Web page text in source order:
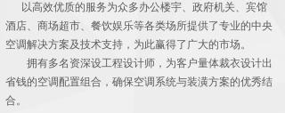
以高效优质的服务为众多办公楼宇、政府机关、宾馆
酒店、商场超市、餐饮娱乐等各类场所提供了专业的中央
空调解决方案及技术支持，为此赢得了广大的市场。
拥有多名资深设工程设计师，为客户量体裁衣设计出
省钱的空调配置组合，确保空调系统与装潢方案的优秀结
合。